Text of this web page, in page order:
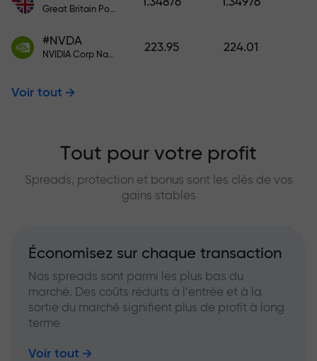
Great Britain Pound vs US Dollar
#NVDA
NVIDIA Corp Nasdaq Stock Exchange (Nasdaq) USD
223.95 224.01
Voir tout
Tout pour votre profit
Spreads, protection et bonus sont les clés de vos
gains stables
Économisez sur chaque transaction
Nos spreads sont parmi les plus bas du
marché. Des coûts réduits à l’entrée et à la
sortie du marché signifient plus de profit à long
terme
Voir tout